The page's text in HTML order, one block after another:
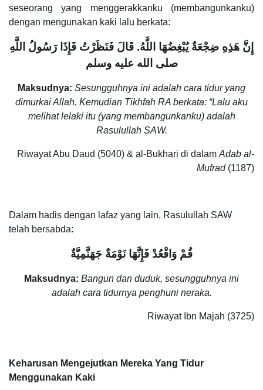
seseorang yang menggerakkanku (membangunkanku)
dengan mengunakan kaki lalu berkata:
إِنَّ هَذِهِ ضِجْعَةٌ يُبْغِضُهَا اللَّهُ. قَالَ فَنَظَرْتُ فَإِذَا رَسُولُ اللَّهِ
صلى الله عليه وسلم
Maksudnya: Sesungguhnya ini adalah cara tidur yang
dimurkai Allah. Kemudian Tikhfah RA berkata: “Lalu aku
melihat lelaki itu (yang membangunkanku) adalah
Rasulullah SAW.
Riwayat Abu Daud (5040) & al-Bukhari di dalamAdab al-
Mufrad (1187)
Dalam hadis dengan lafaz yang lain, Rasulullah SAW
telah bersabda:
قُمْ وَاقْعُدْ فَإِنَّهَا نَوْمَةٌ جَهَنَّمِيَّةٌ
Maksudnya: Bangun dan duduk, sesungguhnya ini
adalah cara tidurnya penghuni neraka.
Riwayat Ibn Majah (3725)
Keharusan Mengejutkan Mereka Yang Tidur
Menggunakan Kaki